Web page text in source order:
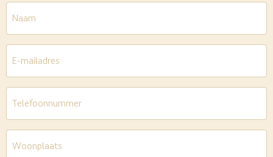
Naam
E-
mailadres *
Telefoon
Woonplaats